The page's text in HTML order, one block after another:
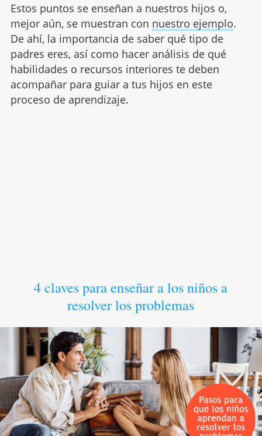
Estos puntos se enseñan a nuestros hijos o,
mejor aún, se muestran con nuestro ejemplo.
De ahí, la importancia de saber qué tipo de
padres eres, así como hacer análisis de qué
habilidades o recursos interiores te deben
acompañar para guiar a tus hijos en este
proceso de aprendizaje.
4 claves para enseñar a los niños a
resolver los problemas